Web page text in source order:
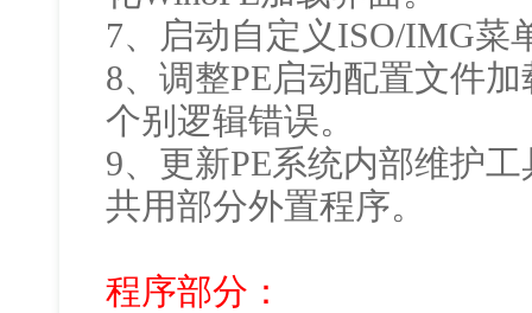
7、启动自定义ISO/IMG菜
8、调整PE启动配置文件
个别逻辑错误。
9、更新PE系统内部维护工
共用部分外置程序。
程序部分：